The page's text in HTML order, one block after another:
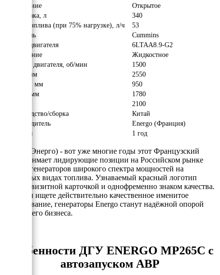
Исполнение
Открытое
Объём бака, л
340
Расход топлива (при 75% нагрузке), л/ч
53
Двигатель
Cummins
Модель двигателя
6LTAA8.9-G2
Охлаждение
Жидкостное
Обороты двигателя, об/мин
1500
Длина, мм
2550
Ширина, мм
950
Высота, мм
1780
2100
Производство/сборка
Китай
Производитель
Energo (Франция)
Гарантия
1 год
Energo (Энерго) - вот уже многие годы этот Французский
бренд занмает лидирующие позиции на Российском рынке
электрогенераторов широкого спектра мощностей на
различных видах топлива. Узнаваемый красный логотип
явлется визитной карточкой и однофременно знаком качества.
Если Вы ищете действительно качественное именитое
оборудование, генераторы Energo станут надёжной опорой
для Вашего бизнеса.
Особенности ДГУ ENERGO MP265C с
автозапуском АВР